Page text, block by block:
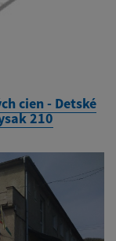
cien - Detské
210